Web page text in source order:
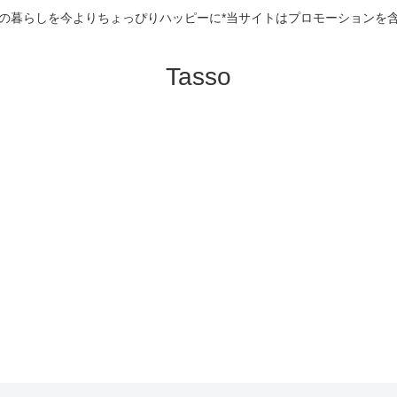
暮らしを今よりちょっぴりハッピーに*当サイトはプロモーションを
Tasso